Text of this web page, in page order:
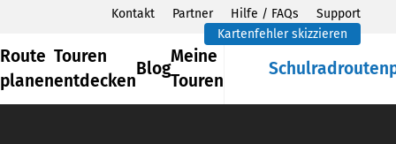
Kontakt Partner Hilfe / FAQs
Support
Kartenfehler skizzieren
Route
planen
Touren
entdecken
Blog
Meine
Touren